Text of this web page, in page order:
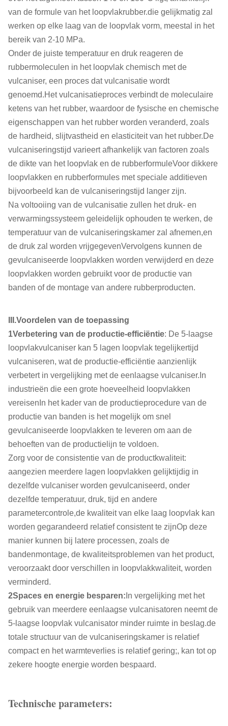
van de formule van het loopvlakrubber.die gelijkmatig zal
werken op elke laag van de loopvlak vorm, meestal in het
bereik van 2-10 MPa.
Onder de juiste temperatuur en druk reageren de
rubbermoleculen in het loopvlak chemisch met de
vulcaniser, een proces dat vulcanisatie wordt
genoemd.Het vulcanisatieproces verbindt de moleculaire
ketens van het rubber, waardoor de fysische en chemische
eigenschappen van het rubber worden veranderd, zoals
de hardheid, slijtvastheid en elasticiteit van het rubber.De
vulcaniseringstijd varieert afhankelijk van factoren zoals
de dikte van het loopvlak en de rubberformuleVoor dikkere
loopvlakken en rubberformules met speciale additieven
bijvoorbeeld kan de vulcaniseringstijd langer zijn.
Na voltooiing van de vulcanisatie zullen het druk- en
verwarmingssysteem geleidelijk ophouden te werken, de
temperatuur van de vulcaniseringskamer zal afnemen,en
de druk zal worden vrijgegevenVervolgens kunnen de
gevulcaniseerde loopvlakken worden verwijderd en deze
loopvlakken worden gebruikt voor de productie van
banden of de montage van andere rubberproducten.
III.Voordelen van de toepassing
1Verbetering van de productie-efficiëntie: De 5-laagse
loopvlakvulcaniser kan 5 lagen loopvlak tegelijkertijd
vulcaniseren, wat de productie-efficiëntie aanzienlijk
verbetert in vergelijking met de eenlaagse vulcaniser.In
industrieën die een grote hoeveelheid loopvlakken
vereisenIn het kader van de productieprocedure van de
productie van banden is het mogelijk om snel
gevulcaniseerde loopvlakken te leveren om aan de
behoeften van de productielijn te voldoen.
Zorg voor de consistentie van de productkwaliteit:
aangezien meerdere lagen loopvlakken gelijktijdig in
dezelfde vulcaniser worden gevulcaniseerd, onder
dezelfde temperatuur, druk, tijd en andere
parametercontrole,de kwaliteit van elke laag loopvlak kan
worden gegarandeerd relatief consistent te zijnOp deze
manier kunnen bij latere processen, zoals de
bandenmontage, de kwaliteitsproblemen van het product,
veroorzaakt door verschillen in loopvlakkwaliteit, worden
verminderd.
2Spaces en energie besparen: In vergelijking met het
gebruik van meerdere eenlaagse vulcanisatoren neemt de
5-laagse loopvlak vulcanisator minder ruimte in beslag.de
totale structuur van de vulcaniseringskamer is relatief
compact en het warmteverlies is relatief gering;, kan tot op
zekere hoogte energie worden bespaard.
Technische parameters: